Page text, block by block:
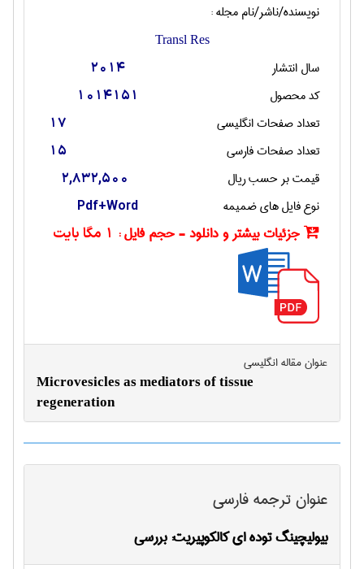
نویسنده/ناشر/نام مجله :
Transl Res
سال انتشار 2014
کد محصول 1014151
تعداد صفحات انگليسی 17
تعداد صفحات فارسی 15
قیمت بر حسب ریال 2,832,500
نوع فایل های ضمیمه Pdf+Word
جزئیات بیشتر و دانلود - حجم فایل : 1 مگا بایت
عنوان مقاله انگليسی
Microvesicles as mediators of tissue
regeneration
عنوان ترجمه فارسی
بیولیچینگ توده ای کالکوپیریت: بررسی